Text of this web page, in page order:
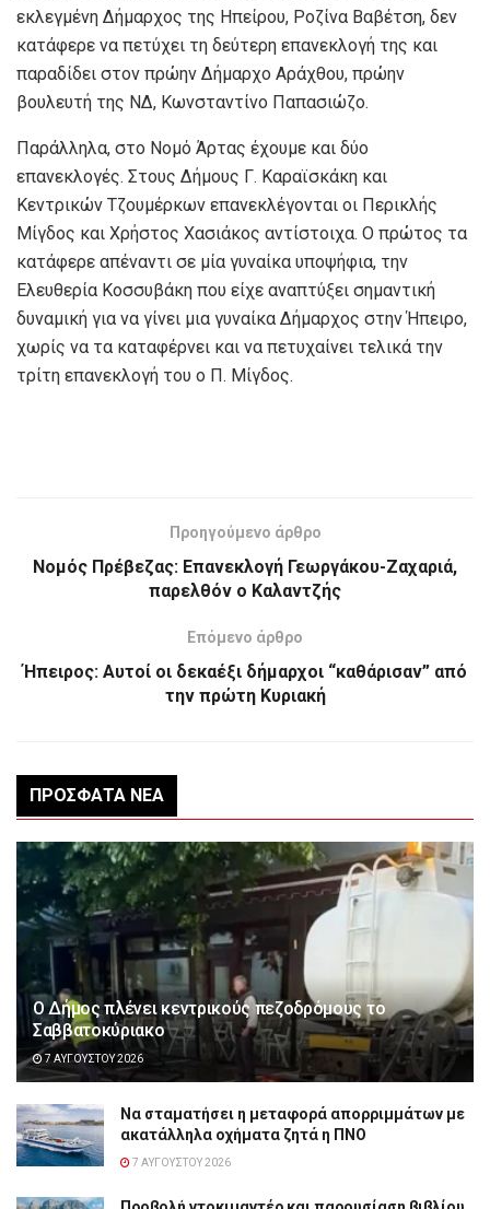
εκλεγμένη Δήμαρχος της Ηπείρου, Ροζίνα Βαβέτση, δεν
κατάφερε να πετύχει τη δεύτερη επανεκλογή της και
παραδίδει στον πρώην Δήμαρχο Αράχθου, πρώην
βουλευτή της ΝΔ, Κωνσταντίνο Παπασιώζο.
Παράλληλα, στο Νομό Άρτας έχουμε και δύο
επανεκλογές. Στους Δήμους Γ. Καραϊσκάκη και
Κεντρικών Τζουμέρκων επανεκλέγονται οι Περικλής
Μίγδος και Χρήστος Χασιάκος αντίστοιχα. Ο πρώτος τα
κατάφερε απέναντι σε μία γυναίκα υποψήφια, την
Ελευθερία Κοσσυβάκη που είχε αναπτύξει σημαντική
δυναμική για να γίνει μια γυναίκα Δήμαρχος στην Ήπειρο,
χωρίς να τα καταφέρνει και να πετυχαίνει τελικά την
τρίτη επανεκλογή του ο Π. Μίγδος.
Προηγούμενο άρθρο
Νομός Πρέβεζας: Επανεκλογή Γεωργάκου-Ζαχαριά,
παρελθόν ο Καλαντζής
Επόμενο άρθρο
Ήπειρος: Αυτοί οι δεκαέξι δήμαρχοι “καθάρισαν” από
την πρώτη Κυριακή
ΠΡΌΣΦΑΤΑ ΝΈΑ
Ο Δήμος πλένει κεντρικούς πεζοδρόμους το
Σαββατοκύριακο
7 ΑΥΓΟΎΣΤΟΥ 2026
Να σταματήσει η μεταφορά απορριμμάτων με
ακατάλληλα οχήματα ζητά η ΠΝΟ
7 ΑΥΓΟΎΣΤΟΥ 2026